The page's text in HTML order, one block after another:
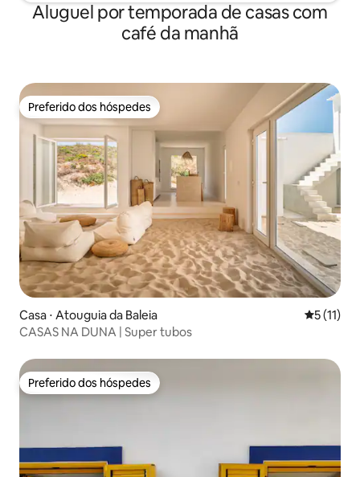
Aluguel por temporada de casas com
café da manhã
Preferido dos hóspedes
Preferido dos hóspedes
Casa ⋅ Atouguia da Baleia 5 de uma
5 (11)
CASAS NA DUNA | Super tubos
Preferido dos hóspedes
Preferido dos hóspedes